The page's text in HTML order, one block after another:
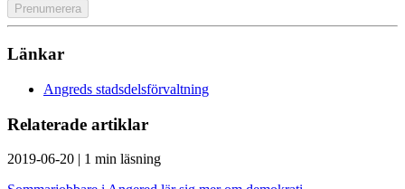
Länkar
Angreds stadsdelsförvaltning
Relaterade artiklar
2019-06-20 | 1 min läsning